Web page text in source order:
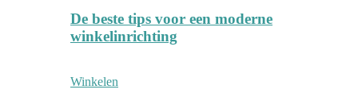
De beste tips voor een moderne
winkelinrichting
Winkelen